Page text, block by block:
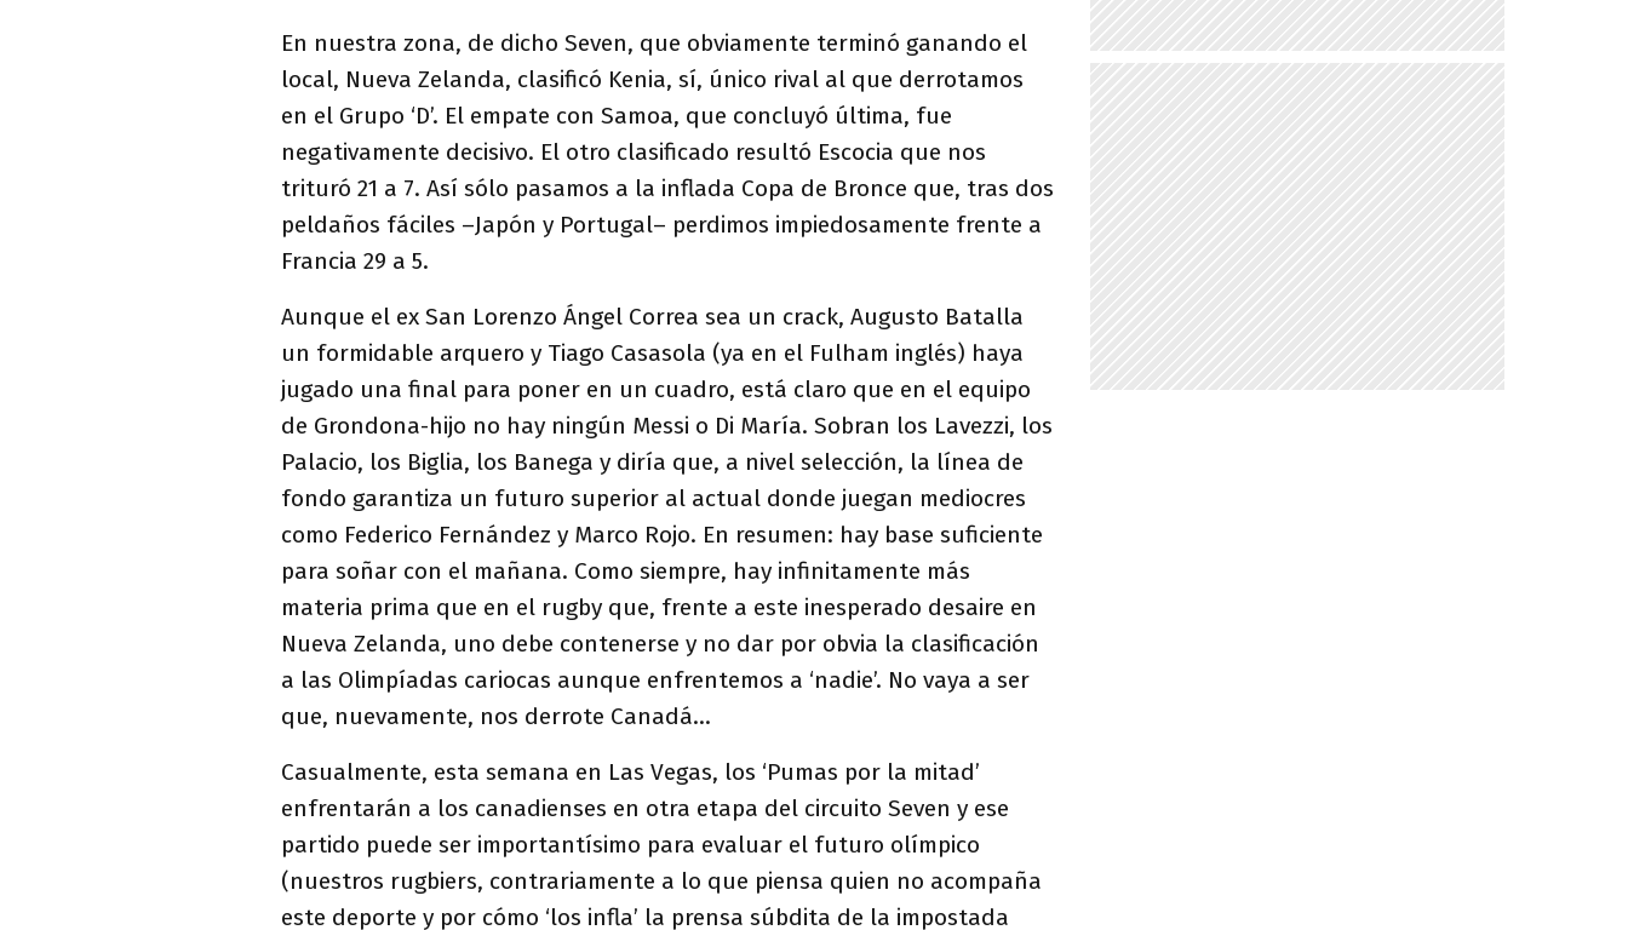
En nuestra zona, de dicho Seven, que obviamente terminó ganando el
local, Nueva Zelanda, clasificó Kenia, sí, único rival al que derrotamos
en el Grupo ‘D’. El empate con Samoa, que concluyó última, fue
negativamente decisivo. El otro clasificado resultó Escocia que nos
trituró 21 a 7. Así sólo pasamos a la inflada Copa de Bronce que, tras dos
peldaños fáciles –Japón y Portugal– perdimos impiedosamente frente a
Francia 29 a 5.
Aunque el ex San Lorenzo Ángel Correa sea un crack, Augusto Batalla
un formidable arquero y Tiago Casasola (ya en el Fulham inglés) haya
jugado una final para poner en un cuadro, está claro que en el equipo
de Grondona-hijo no hay ningún Messi o Di María. Sobran los Lavezzi, los
Palacio, los Biglia, los Banega y diría que, a nivel selección, la línea de
fondo garantiza un futuro superior al actual donde juegan mediocres
como Federico Fernández y Marco Rojo. En resumen: hay base suficiente
para soñar con el mañana. Como siempre, hay infinitamente más
materia prima que en el rugby que, frente a este inesperado desaire en
Nueva Zelanda, uno debe contenerse y no dar por obvia la clasificación
a las Olimpíadas cariocas aunque enfrentemos a ‘nadie’. No vaya a ser
que, nuevamente, nos derrote Canadá…
Casualmente, esta semana en Las Vegas, los ‘Pumas por la mitad’
enfrentarán a los canadienses en otra etapa del circuito Seven y ese
partido puede ser importantísimo para evaluar el futuro olímpico
(nuestros rugbiers, contrariamente a lo que piensa quien no acompaña
este deporte y por cómo ‘los infla’ la prensa súbdita de la impostada